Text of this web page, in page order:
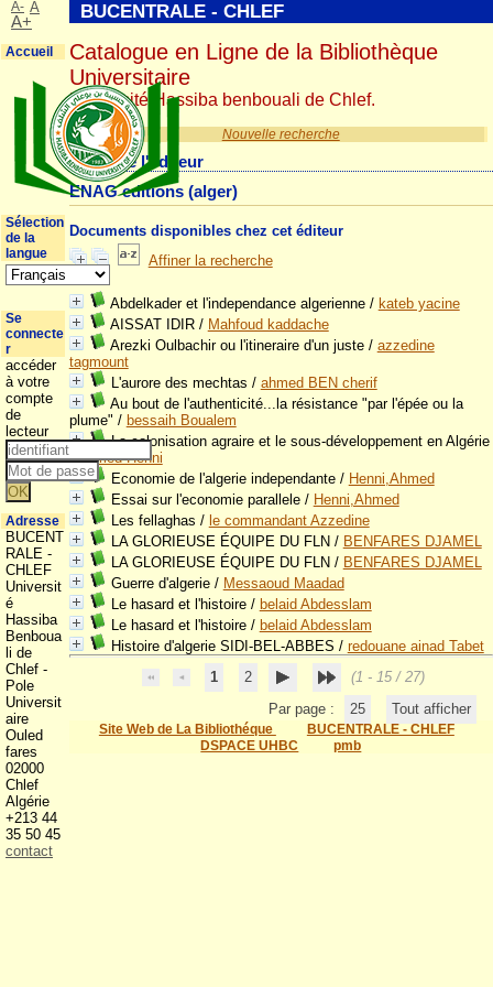
Nouvelle recherche
Détail de l'éditeur
ENAG editions (alger)
Documents disponibles chez cet éditeur
Affiner la recherche
Abdelkader et l'independance algerienne/ kateb yacine
AISSAT IDIR/ Mahfoud kaddache
Arezki Oulbachir ou l'itineraire d'un juste/ azzedine
tagmount
L'aurore des mechtas / ahmed BEN cherif
Au bout de l'authenticité...la résistance "par l'épée ou la
plume" / bessaih Boualem
La colonisation agraire et le sous-développement en Algérie
/Ahmed Henni
Economie de l'algerie independante/ Henni,Ahmed
Essai sur l'economie parallele/ Henni,Ahmed
Les fellaghas / le commandant Azzedine
LA GLORIEUSE ÉQUIPE DU FLN / BENFARES DJAMEL
LA GLORIEUSE ÉQUIPE DU FLN / BENFARES DJAMEL
Guerre d'algerie/ Messaoud Maadad
Le hasard et l'histoire/ belaid Abdesslam
Le hasard et l'histoire/ belaid Abdesslam
Histoire d'algerie SIDI-BEL-ABBES / redouane ainad Tabet
1
2
(1 - 15 / 27)
Par page :
25 Tout afficher
Site Web de La Bibliothéque
BUCENTRALE - CHLEF
DSPACE UHBC
pmb
BUCENTRALE - CHLEF
Catalogue en Ligne de la Bibliothèque
Universitaire
Université Hassiba benbouali de Chlef.
A- A
A+
Accueil
Sélection
de la
langue
Se
connecte
r
accéder
à votre
compte
de
lecteur
Adresse
BUCENT
RALE -
CHLEF
Universit
é
Hassiba
Benboua
li de
Chlef -
Pole
Universit
aire
Ouled
fares
02000
Chlef
Algérie
+213 44
35 50 45
contact